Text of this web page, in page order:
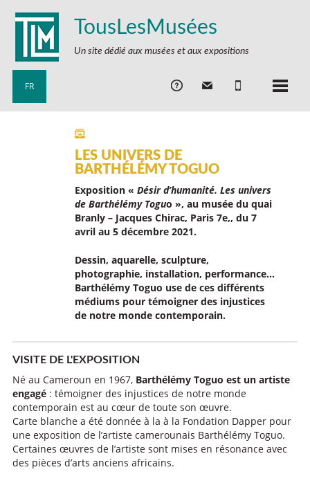
TousLesMusées
Un site dédié aux musées et aux expositions
FR
LES UNIVERS DE
BARTHÉLÉMY TOGUO
Exposition « Désir d’humanité. Les univers
de Barthélémy Toguo », au musée du quai
Branly – Jacques Chirac, Paris 7e,, du 7
avril au 5 décembre 2021.
Dessin, aquarelle, sculpture,
photographie, installation, performance…
Barthélémy Toguo use de ces différents
médiums pour témoigner des injustices
de notre monde contemporain.
VISITE DE L'EXPOSITION
Né au Cameroun en 1967, Barthélémy Toguo est un artiste
engagé : témoigner des injustices de notre monde
contemporain est au cœur de toute son œuvre.
Carte blanche a été donnée à la à la Fondation Dapper pour
une exposition de l’artiste camerounais Barthélémy Toguo.
Certaines œuvres de l’artiste sont mises en résonance avec
des pièces d’arts anciens africains.